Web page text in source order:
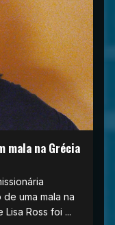
mala na Grécia
uma mala na
Ross foi ...